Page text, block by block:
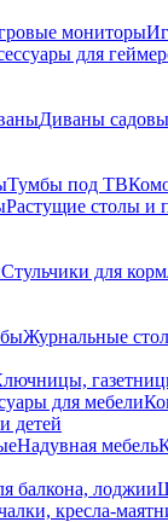
мониторы
для
Диваны
Тумбы под ТВ
Растущие столы и
Стульчики для
Журнальные
для мебели
детей
Надувная мебель
балкона, лоджии
кресла-